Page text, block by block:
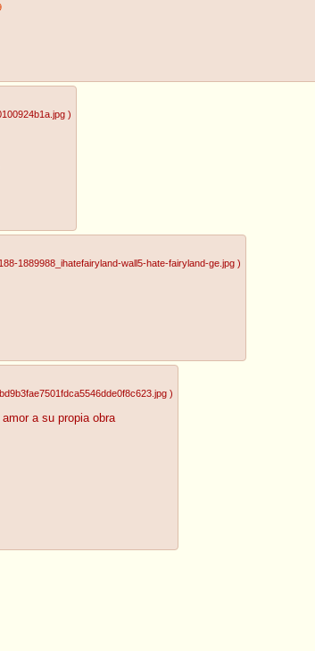
)
188-1889988_ihatefairyland-wall5-hate-fairyland-ge.jpg )
)
a su propia obra